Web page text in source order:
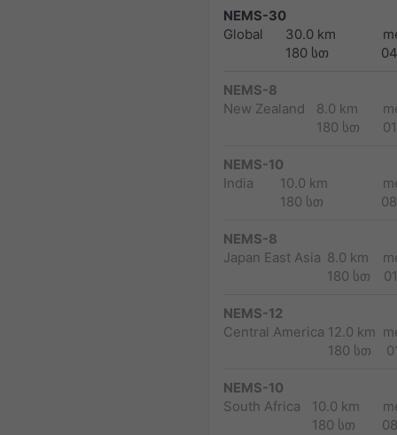
NEMS-30
Global
30.0 km
180 სთ
NEMS-8
New Zealand
8.0 km
180 სთ
NEMS-10
India
10.0 km
180 სთ
NEMS-8
Japan East Asia 8.0 km
180 სთ
NEMS-12
Central America 12.0 km
180 სთ
NEMS-10
South Africa
10.0 km
180 სთ